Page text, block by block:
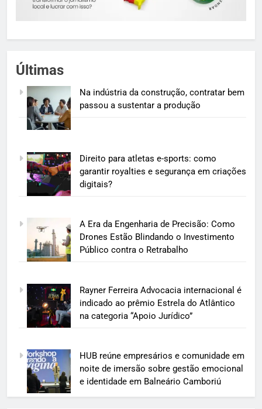
Últimas
Na indústria da construção, contratar bem
passou a sustentar a produção
Direito para atletas e-sports: como
garantir royalties e segurança em criações
digitais?
A Era da Engenharia de Precisão: Como
Drones Estão Blindando o Investimento
Público contra o Retrabalho
Rayner Ferreira Advocacia internacional é
indicado ao prêmio Estrela do Atlântico
na categoria “Apoio Jurídico”
HUB reúne empresários e comunidade em
noite de imersão sobre gestão emocional
e identidade em Balneário Camboriú